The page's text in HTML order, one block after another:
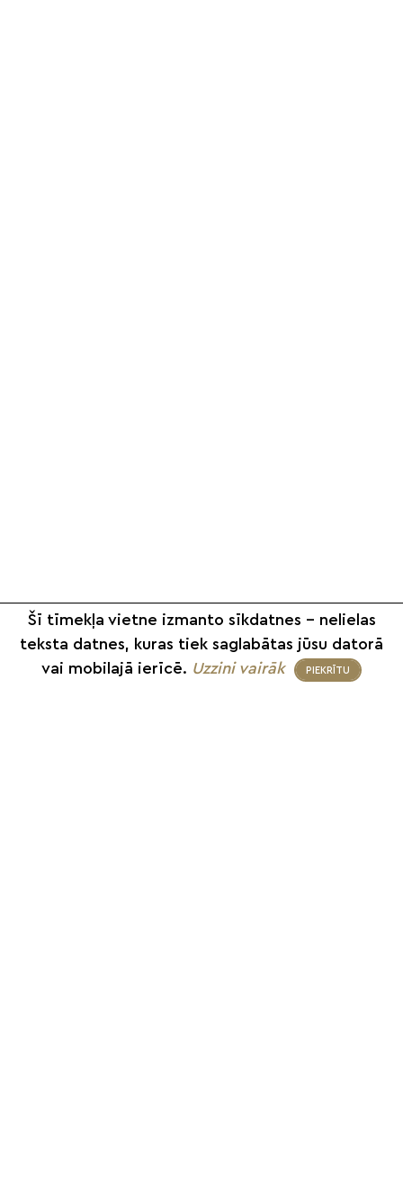
Šī tīmekļa vietne izmanto sīkdatnes – nelielas
teksta datnes, kuras tiek saglabātas jūsu datorā
vai mobilajā ierīcē. Uzzini vairāk PIEKRĪTU